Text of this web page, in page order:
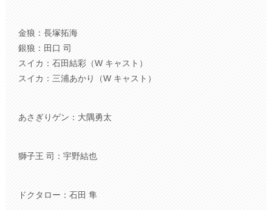
金狼：長塚拓海
銀狼：田口 司
スイカ：石田結彩（W キャスト）
スイカ：三浦あかり（W キャスト）
あさぎりゲン：大隅勇太
獅子王 司：宇野結也
ドクタロー：石田 隼